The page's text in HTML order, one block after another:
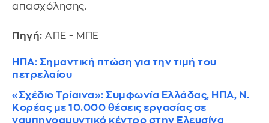
απασχόλησης.
Πηγή: ΑΠΕ - ΜΠΕ
ΗΠΑ: Σημαντική πτώση για την τιμή του
πετρελαίου
«Σχέδιο Τρίαινα»: Συμφωνία Ελλάδας, ΗΠΑ, Ν.
Κορέας με 10.000 θέσεις εργασίας σε
ναυπηγοαμυντικό κέντρο στην Ελευσίνα